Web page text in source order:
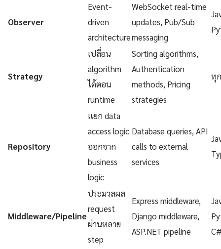
Observer
Event-
driven
architecture
WebSocket real-time
updates, Pub/Sub
messaging
Strategy
เปลี่ยน
algorithm
ได้ตอน
runtime
Sorting algorithms,
Authentication
methods, Pricing
strategies
ทุ
Repository
แยก data
access logic
ออกจาก
business
logic
Database queries, API
calls to external
services
Middleware/Pipeline
ประมวลผล
request
ผ่านหลาย
step
Express middleware,
Django middleware,
ASP.NET pipeline